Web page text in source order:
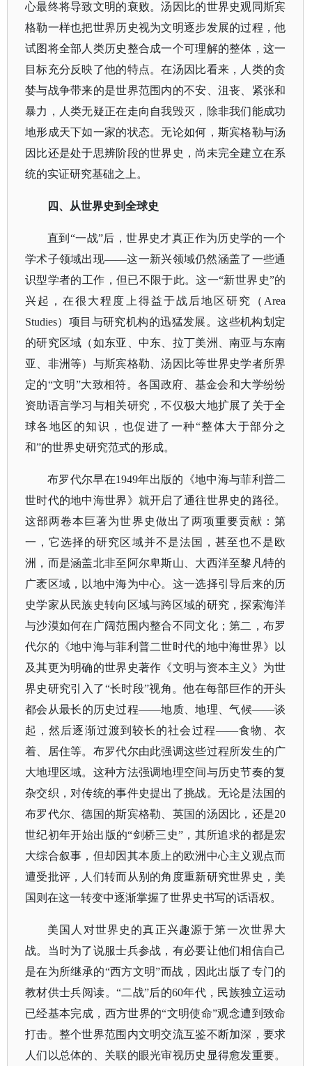
心最终将导致文明的衰败。汤因比的世界史观同斯宾
格勒一样也把世界历史视为文明逐步发展的过程，他
试图将全部人类历史整合成一个可理解的整体，这一
目标充分反映了他的特点。在汤因比看来，人类的贪
婪与战争带来的是世界范围内的不安、沮丧、紧张和
暴力，人类无疑正在走向自我毁灭，除非我们能成功
地形成天下如一家的状态。无论如何，斯宾格勒与汤
因比还是处于思辨阶段的世界史，尚未完全建立在系
统的实证研究基础之上。
四、从世界史到全球史
直到 “一战”后，世界史才真正作为历史学的一个
学术子领域出现——这一新兴领域仍然涵盖了一些通
识型学者的工作，但已不限于此。这一“新世界史”的
兴起，在很大程度上得益于战后地区研究（Area
Studies）项目与研究机构的迅猛发展。这些机构划定
的研究区域（如东亚、中东、拉丁美洲、南亚与东南
亚、非洲等）与斯宾格勒、汤因比等世界史学者所界
定的“文明”大致相符。各国政府、基金会和大学纷纷
资助语言学习与相关研究，不仅极大地扩展了关于全
球各地区的知识，也促进了一种“整体大于部分之
和”的世界史研究范式的形成。
布罗代尔早在1949年出版的《地中海与菲利普二
世时代的地中海世界》就开启了通往世界史的路径。
这部两卷本巨著为世界史做出了两项重要贡献：第
一，它选择的研究区域并不是法国，甚至也不是欧
洲，而是涵盖北非至阿尔卑斯山、大西洋至黎凡特的
广袤区域，以地中海为中心。这一选择引导后来的历
史学家从民族史转向区域与跨区域的研究，探索海洋
与沙漠如何在广阔范围内整合不同文化；第二，布罗
代尔的《地中海与菲利普二世时代的地中海世界》以
及其更为明确的世界史著作《文明与资本主义》为世
界史研究引入了“长时段”视角。他在每部巨作的开头
都会从最长的历史过程——地质、地理、气候——谈
起，然后逐渐过渡到较长的社会过程——食物、衣
着、居住等。布罗代尔由此强调这些过程所发生的广
大地理区域。这种方法强调地理空间与历史节奏的复
杂交织，对传统的事件史提出了挑战。无论是法国的
布罗代尔、德国的斯宾格勒、英国的汤因比，还是20
世纪初年开始出版的“剑桥三史”，其所追求的都是宏
大综合叙事，但却因其本质上的欧洲中心主义观点而
遭受批评，人们转而从别的角度重新研究世界史，美
国则在这一转变中逐渐掌握了世界史书写的话语权。
美国人对世界史的真正兴趣源于第一次世界大
战。当时为了说服士兵参战，有必要让他们相信自己
是在为所继承的“西方文明”而战，因此出版了专门的
教材供士兵阅读。“二战”后的60年代，民族独立运动
已经基本完成，西方世界的“文明使命”观念遭到致命
打击。整个世界范围内文明交流互鉴不断加深，要求
人们以总体的、关联的眼光审视历史显得愈发重要。